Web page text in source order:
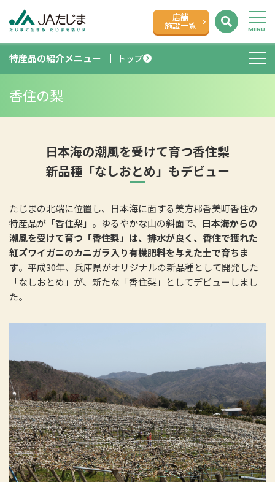
店舗
施設一覧
特産品の紹介メニュー トップ
香住の梨
日本海の潮風を受けて育つ香住梨
新品種「なしおとめ」もデビュー
たじまの北端に位置し、日本海に面する美方郡香美町香住の
特産品が「香住梨」。ゆるやかな山の斜面で、 日本海からの
潮風を受けて育つ「香住梨」は、排水が良く、香住で獲れた
紅ズワイガニのカニガラ入り有機肥料を与えた土で育ちま
す。平成30年、兵庫県がオリジナルの新品種として開発した
「なしおとめ」が、新たな「香住梨」としてデビューしまし
た。